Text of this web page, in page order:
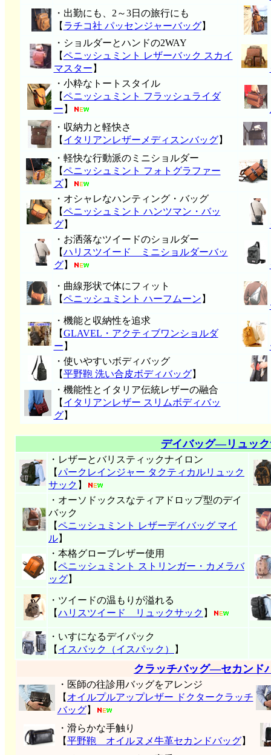
・出勤にも、2～3日の旅行にも
【 ラチコ社 パッセンジャーバッグ】
・ショルダーとハンドの2WAY
【ペニッシュミント レザーバック スカイ
マスター 】
・小粋なトートスタイル
【ペニッシュミント フラッシュライダ
ー 】
・収納力と軽快さ
【 イタリアンレザーメディスンバッグ】
・軽快な行動派のミニショルダー
【ペニッシュミント フォトグラファー
ズ】
・オシャレなハンティング・バッグ
【ペニッシュミント ハンツマン・バッ
グ】
・お洒落なツイードのショルダー
【ハリスツイード ミニショルダーバッ
グ】
・曲線形状で体にフィット
【ペニッシュミント ハーフムーン 】
・機能と収納性を追求
【GLAVEL・アクティブワンショルダ
ー 】
・使いやすいボディバッグ
【平野鞄 洗い合皮ボディバッグ】
・機能性とイタリア伝統レザーの融合
【 イタリアンレザー スリムボディバッ
グ】
デイバッグ―リュッ
・レザーとバリスティックナイロン
【パークレインジャー タクティカルリュック
サック 】
・オーソドックスなティアドロップ型のデイ
バック
【ペニッシュミント レザーデイバッグ マイ
ル】
・本格グローブレザー使用
【ペニッシュミント ストリンガー・カメラバ
ッグ】
・ツイードの温もりが溢れる
【ハリスツイード リュックサック 】
・いすになるデイパック
【 イスバック（イスパック） 】
クラッチバッグ―セカンド
・医師の往診用バッグをアレンジ
【 オイルプルアップレザー ドクタークラッチ
バッグ】
・滑らかな手触り
【平野鞄 オイルヌメ牛革セカンドバッグ】